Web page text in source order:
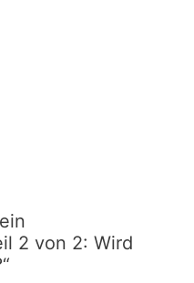
2 von 2: Wird